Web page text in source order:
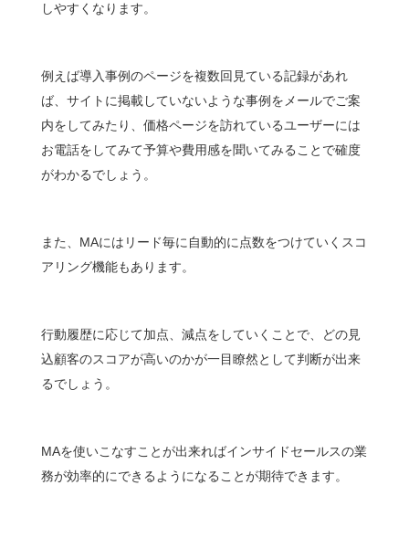
しやすくなります。
例えば導入事例のページを複数回見ている記録があれ
ば、サイトに掲載していないような事例をメールでご案
内をしてみたり、価格ページを訪れているユーザーには
お電話をしてみて予算や費用感を聞いてみることで確度
がわかるでしょう。
また、MAにはリード毎に自動的に点数をつけていくスコ
アリング機能もあります。
行動履歴に応じて加点、減点をしていくことで、どの見
込顧客のスコアが高いのかが一目瞭然として判断が出来
るでしょう。
MAを使いこなすことが出来ればインサイドセールスの業
務が効率的にできるようになることが期待できます。